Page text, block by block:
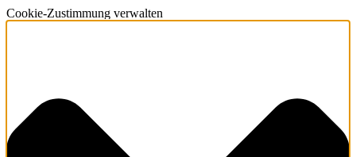
Cookie-Zustimmung verwalten